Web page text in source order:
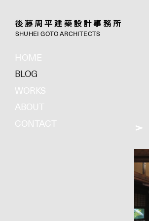
SHUHEI GOTO ARCHITECTS
HOME
BLOG
WORKS
ABOUT
CONTACT